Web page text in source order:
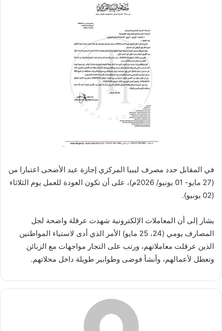
في المقابل حدد مصرف ليبيا المركزي إجازة عيد الأضحى اعتبارا من
(27 مايو- 01 يونيو/ 2026م)، على أن تكون العودة للعمل يوم الثلاثاء
(02 يونيو).
يشار إلى أن المعاملات الإلكترونية شهدت عرقلة واضحة لجل
المصارف يومي (24، 25 مايو) الأمر الذي أدى لاستياء المواطنين
الذين عرقلت معاملاتهم، ورتب على التجار مواجهات مع الزبائن
وتعطل لأعمالهم، وأنشأ فوضى وطوابير طويلة داخل محلاتهم.